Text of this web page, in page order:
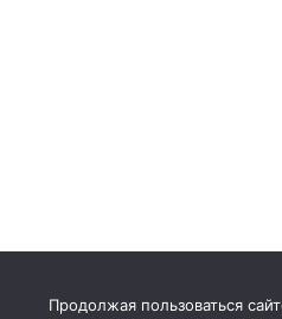
Продолжая пользоваться